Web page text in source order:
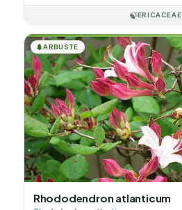
🍃ERICACEAE
🌲ARBUSTE
Rhododendron atlanticum